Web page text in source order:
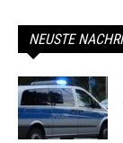
NEUSTE